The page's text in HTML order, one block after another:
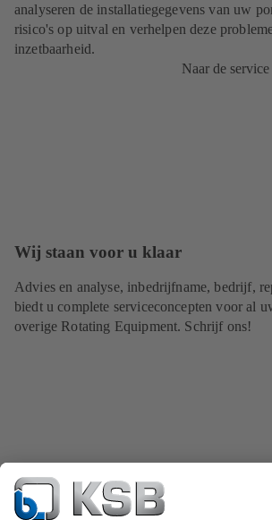
analyseren de installatiegegevens van uw
risico's op uitval en verhelpen deze
inzetbaarheid.
Naar de service
Wij staan voor u klaar
Advies en analyse, inbedrijfname, bedrijf,
biedt u complete serviceconcepten voor al
overige Rotating Equipment. Schrijf ons!